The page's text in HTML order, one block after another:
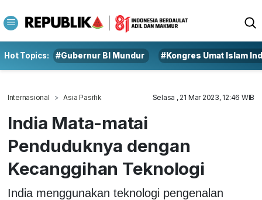
Hot Topics: #Gubernur BI Mundur #Kongres Umat Islam
Internasional Asia Pasifik Selasa , 21 Mar 2023, 12:46 WIB
India Mata-matai
Penduduknya dengan
Kecanggihan Teknologi
India menggunakan teknologi pengenalan